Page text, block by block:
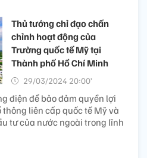
Thủ tướng chỉ đạo chấn
chỉnh hoạt động của
Trường quốc tế Mỹ tại
Thành phố Hồ Chí Minh
29/03/2024 20:00’
điện để bảo đảm quyền lợi
liên cấp quốc tế Mỹ và
tư của nước ngoài trong lĩnh